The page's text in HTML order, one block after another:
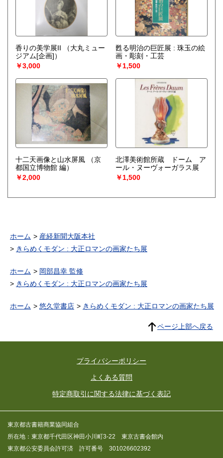
香りの美学展II
（大丸ミュー
ジアム[企画]）
￥3,000
甦る明治の巨匠展 : 珠玉の絵
画・彫刻・工芸
￥1,500
十二天画像と山水屏風
（京
都国立博物館 編）
￥2,000
北澤美術館所蔵 ドーム ア
ール・ヌーヴォーガラス展
￥1,500
ホーム
産経新聞大阪本社
きらめくモダン : 大正ロマンの画家たち展
ホーム
岡部昌幸 監修
きらめくモダン : 大正ロマンの画家たち展
ホーム 悠久堂書店 きらめくモダン : 大正ロマンの画家たち展
ページ上部へ戻る
プライバシーポリシー
よくある質問
特定商取引に関する法律に基づく表記
東京都古書籍商業協同組合
所在地：東京都千代田区神田小川町3-22 東京古書会館内
東京都公安委員会許可済 許可番号 301026602392